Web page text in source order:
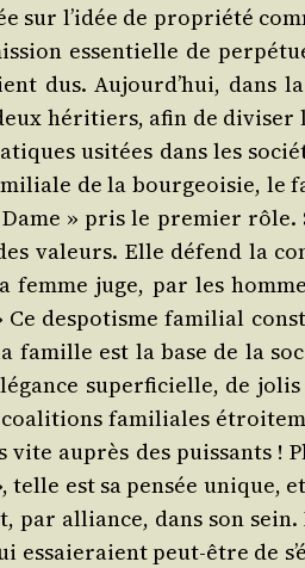
sur l’idée de pro­prié­té
essen­tielle de
dus. Aujourd’hui, dans
héri­tiers, afin de divi­ser
usi­tées dans les
de la bour­geoi­sie, le
» pris le pre­mier rôle.
valeurs. Elle défend la
femme juge, par les
des­po­tisme fami­lial
famille est la base de la
super­fi­cielle, de jolis
coa­li­tions fami­liales
vite auprès des puis­sants !
est sa pen­sée unique, et
par alliance, dans son sein.
peut-être de